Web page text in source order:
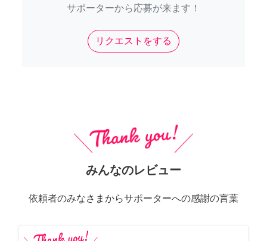
サポーターから応募が来ます！
リクエストをする
みんなのレビュー
依頼者のみなさまからサポーターへの感謝の言葉